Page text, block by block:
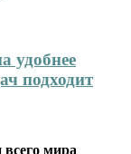
удобнее
подходит
мира